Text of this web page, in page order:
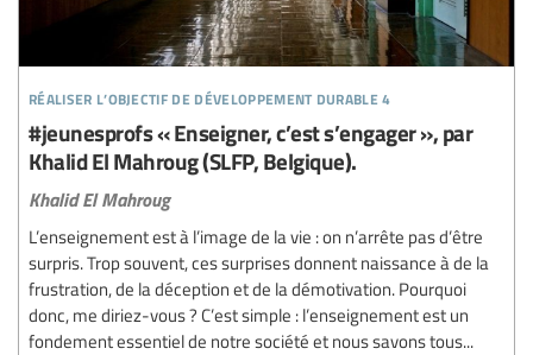
réaliser l’objectif de développement durable 4
#jeunesprofs « Enseigner, c’est s’engager », par
Khalid El Mahroug (SLFP, Belgique).
Khalid El Mahroug
L’enseignement est à l’image de la vie : on n’arrête pas d’être
surpris. Trop souvent, ces surprises donnent naissance à de la
frustration, de la déception et de la démotivation. Pourquoi
donc, me diriez-vous ? C’est simple : l’enseignement est un
fondement essentiel de notre société et nous savons tous...